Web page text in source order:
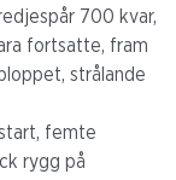
700 kvar,
fortsatte, fram
strålande
femte
rygg på